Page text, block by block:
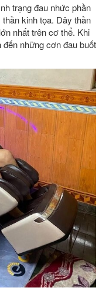
trạng đau nhức phần
kinh tọa. Dây thần
nhất trên cơ thể. Khi
những cơn đau buốt